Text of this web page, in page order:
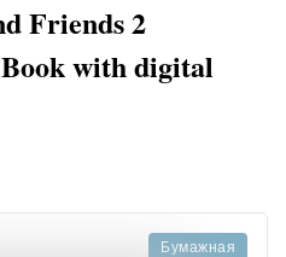
Friends 2
with digital
Бумажная